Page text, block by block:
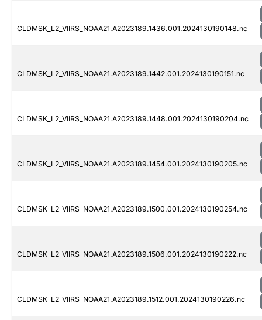
CLDMSK_L2_VIIRS_NOAA21.A2023189.1436.001.2024130190148.nc
CLDMSK_L2_VIIRS_NOAA21.A2023189.1442.001.2024130190151.nc
CLDMSK_L2_VIIRS_NOAA21.A2023189.1448.001.2024130190204.nc
CLDMSK_L2_VIIRS_NOAA21.A2023189.1454.001.2024130190205.nc
CLDMSK_L2_VIIRS_NOAA21.A2023189.1500.001.2024130190254.nc
CLDMSK_L2_VIIRS_NOAA21.A2023189.1506.001.2024130190222.nc
CLDMSK_L2_VIIRS_NOAA21.A2023189.1512.001.2024130190226.nc